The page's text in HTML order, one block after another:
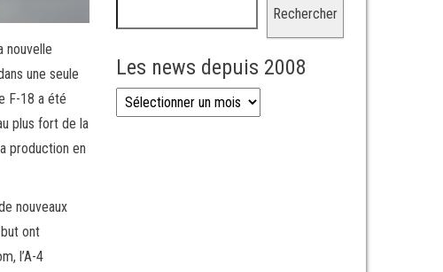
nouvelle
une seule
F-18 a été
plus fort de la
production en
nouveaux
ont
l’A-4
Rechercher
Les news depuis 2008
Les news depuis 2008